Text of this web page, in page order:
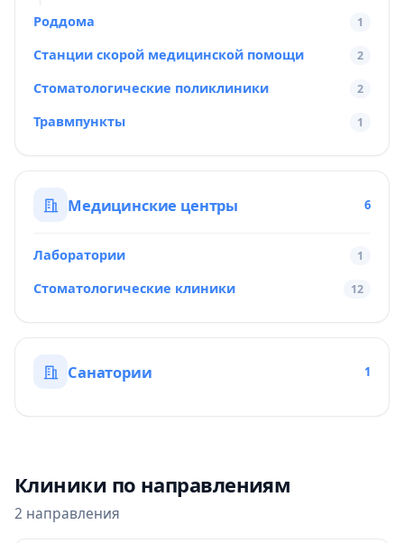
Роддома 1
Станции скорой медицинской помощи 2
Стоматологические поликлиники 2
Травмпункты 1
Медицинские центры 6
Лаборатории 1
Стоматологические клиники 12
Санатории 1
Клиники по направлениям
2 направления